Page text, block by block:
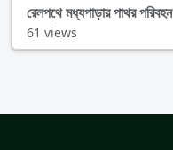
রেলপথে মধ্যপাড়ার পাথর
61 views